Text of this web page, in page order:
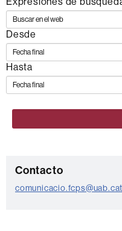
Desde
Hasta
C
o
Contacto
comunicacio.fcps@uab.cat